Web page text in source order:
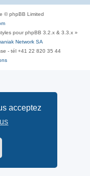
acceptez
© phpBB Limited
pour phpBB 3.2.x & 3.3.x »
Network SA
- tél +41 22 820 35 44